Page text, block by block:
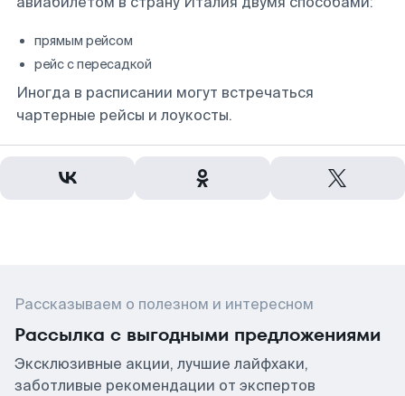
прямым рейсом
рейс с пересадкой
Иногда в расписании могут встречаться
чартерные рейсы и лоукосты.
Рассказываем о полезном и интересном
Рассылка с выгодными предложениями
Эксклюзивные акции, лучшие лайфхаки,
заботливые рекомендации от экспертов